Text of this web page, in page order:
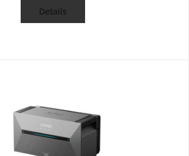
Details